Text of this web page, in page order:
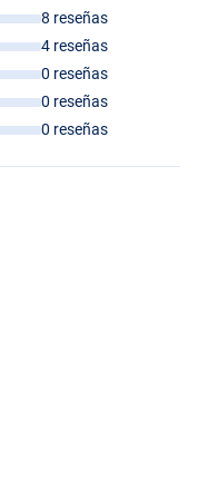
8 reseñas
4 reseñas
0 reseñas
0 reseñas
0 reseñas